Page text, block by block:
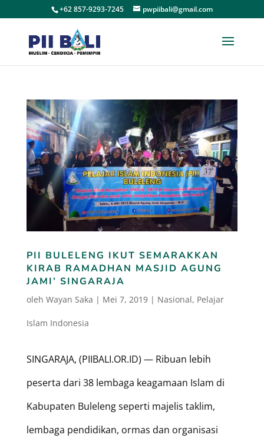
+62 857-9293-7245 pwpiibali@gmail.com
PII BULELENG IKUT SEMARAKKAN
KIRAB RAMADHAN MASJID AGUNG
JAMI’ SINGARAJA
oleh Wayan Saka | Mei 7, 2019| Nasional, Pelajar
Islam Indonesia
SINGARAJA, (PIIBALI.OR.ID) — Ribuan lebih
peserta dari 38 lembaga keagamaan Islam di
Kabupaten Buleleng seperti majelis taklim,
lembaga pendidikan, ormas dan organisasi